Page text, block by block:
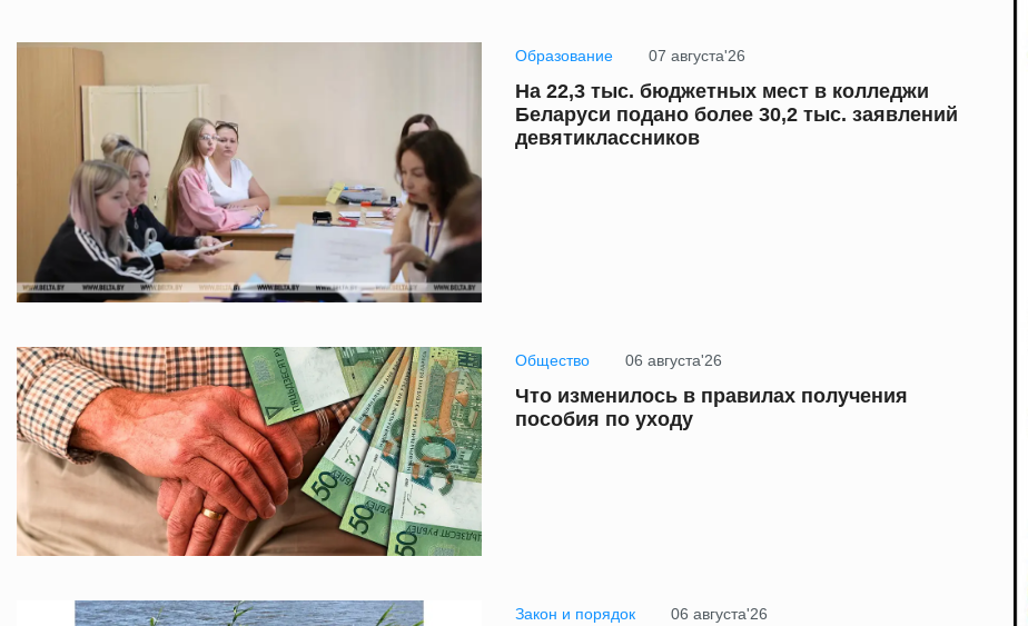
Образование 07 августа'26
На 22,3 тыс. бюджетных мест в колледжи
Беларуси подано более 30,2 тыс. заявлений
девятиклассников
Общество 06 августа'26
Что изменилось в правилах получения
пособия по уходу
Закон и порядок 06 августа'26